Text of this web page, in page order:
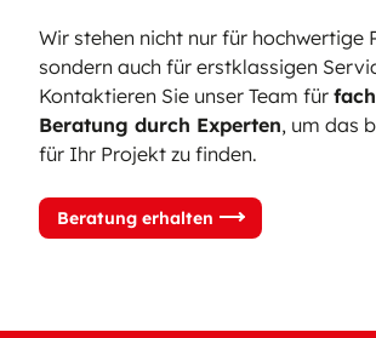
Wir stehen nicht nur für hochwertige
sondern auch für erstklassigen
Kontaktieren Sie unser Team für
Beratung durch Experten, um das
für Ihr Projekt zu finden.
Beratung erhalten